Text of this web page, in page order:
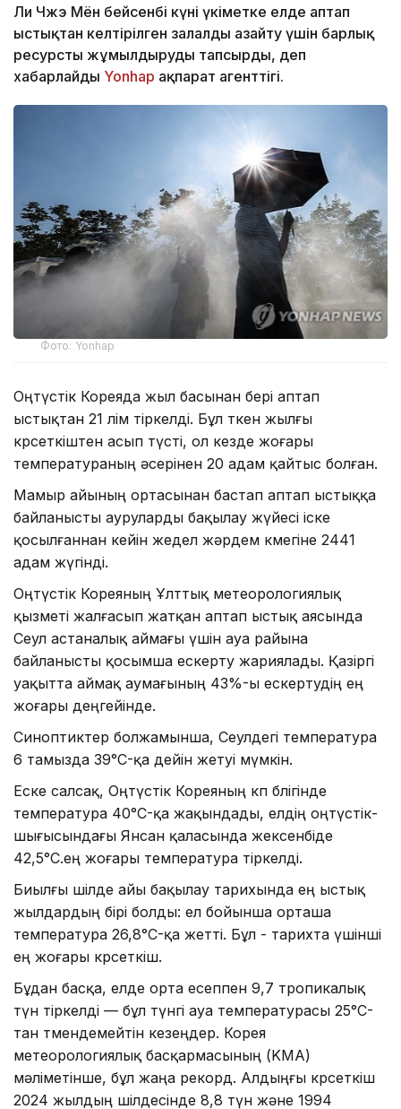
Ли Чжэ Мён бейсенбі күні үкіметке елде аптап
ыстықтан келтірілген залалды азайту үшін барлық
ресурсты жұмылдыруды тапсырды, деп
хабарлайды Yonhap ақпарат агенттігі.
Фото: Yonhap
Оңтүстік Кореяда жыл басынан бері аптап
ыстықтан 21 өлім тіркелді. Бұл өткен жылғы
көрсеткіштен асып түсті, ол кезде жоғары
температураның әсерінен 20 адам қайтыс болған.
Мамыр айының ортасынан бастап аптап ыстыққа
байланысты ауруларды бақылау жүйесі іске
қосылғаннан кейін жедел жәрдем көмегіне 2441
адам жүгінді.
Оңтүстік Кореяның Ұлттық метеорологиялық
қызметі жалғасып жатқан аптап ыстық аясында
Сеул астаналық аймағы үшін ауа райына
байланысты қосымша ескерту жариялады. Қазіргі
уақытта аймақ аумағының 43%-ы ескертудің ең
жоғары деңгейінде.
Синоптиктер болжамынша, Сеулдегі температура
6 тамызда 39°C-қа дейін жетуі мүмкін.
Еске салсақ, Оңтүстік Кореяның көп бөлігінде
температура 40°C-қа жақындады, елдің оңтүстік-
шығысындағы Янсан қаласында жексенбіде
42,5°C.ең жоғары температура тіркелді.
Биылғы шілде айы бақылау тарихында ең ыстық
жылдардың бірі болды: ел бойынша орташа
температура 26,8°C-қа жетті. Бұл - тарихта үшінші
ең жоғары көрсеткіш.
Бұдан басқа, елде орта есеппен 9,7 тропикалық
түн тіркелді — бұл түнгі ауа температурасы 25°C-
тан төмендемейтін кезеңдер. Корея
метеорологиялық басқармасының (KMA)
мәліметінше, бұл жаңа рекорд. Алдыңғы көрсеткіш
2024 жылдың шілдесінде 8,8 түн және 1994